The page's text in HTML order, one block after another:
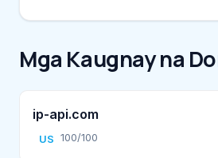
Mga Kaugnay na
ip-api.com
US 100/100